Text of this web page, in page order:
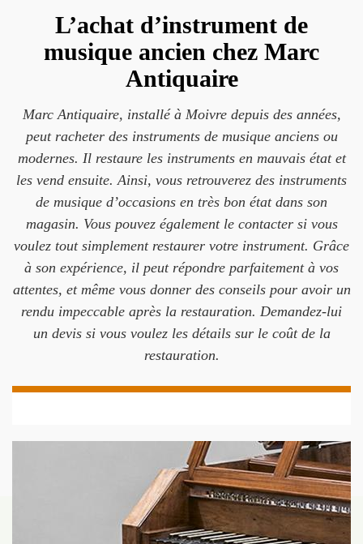
L’achat d’instrument de
musique ancien chez Marc
Antiquaire
Marc Antiquaire, installé à Moivre depuis des années,
peut racheter des instruments de musique anciens ou
modernes. Il restaure les instruments en mauvais état et
les vend ensuite. Ainsi, vous retrouverez des instruments
de musique d’occasions en très bon état dans son
magasin. Vous pouvez également le contacter si vous
voulez tout simplement restaurer votre instrument. Grâce
à son expérience, il peut répondre parfaitement à vos
attentes, et même vous donner des conseils pour avoir un
rendu impeccable après la restauration. Demandez-lui
un devis si vous voulez les détails sur le coût de la
restauration.